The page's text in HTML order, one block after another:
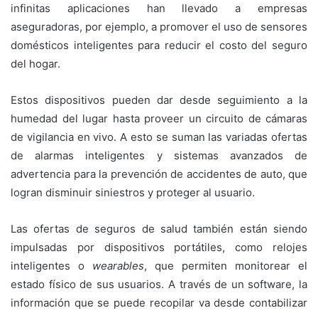
infinitas aplicaciones han llevado a empresas
aseguradoras, por ejemplo, a promover el uso de sensores
domésticos inteligentes para reducir el costo del seguro
del hogar.
Estos dispositivos pueden dar desde seguimiento a la
humedad del lugar hasta proveer un circuito de cámaras
de vigilancia en vivo. A esto se suman las variadas ofertas
de alarmas inteligentes y sistemas avanzados de
advertencia para la prevención de accidentes de auto, que
logran disminuir siniestros y proteger al usuario.
Las ofertas de seguros de salud también están siendo
impulsadas por dispositivos portátiles, como relojes
inteligentes o wearables, que permiten monitorear el
estado físico de sus usuarios. A través de un software, la
información que se puede recopilar va desde contabilizar